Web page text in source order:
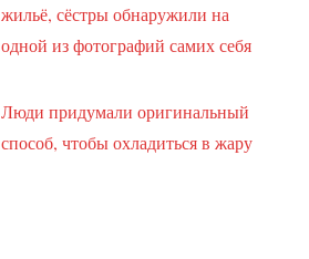
жильё, сёстры обнаружили на
одной из фотографий самих себя
Люди придумали оригинальный
способ, чтобы охладиться в жару